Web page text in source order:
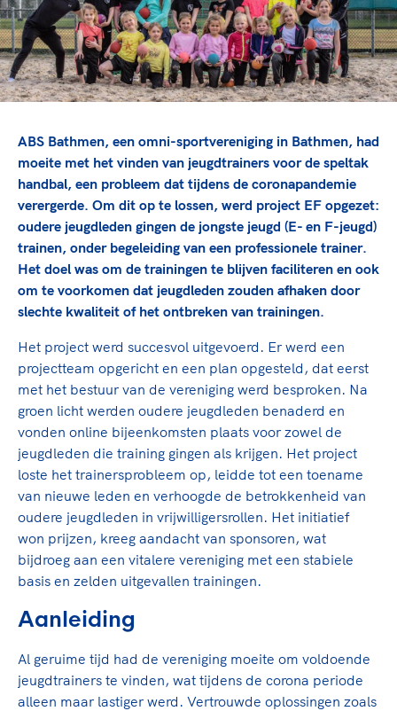
Sportonderzoek
Sportakkoord II
TeamNL kids
Olympische geschiedenis
Nieuwspagina
Columns
Sport gaat niet vanzelf
Sport verenigt. Op sportclubs, pleintjes, tijdens
een rondje fietsen, door samen te skaten of naar
de sportschool te gaan. Door samen te juichen
voor Sifan Hassan, Rico Verhoeven, Diede de
Groot en het Nederlands Elftal. Of met trots te
genieten van de karatewedstrijd van je dochter,
de halve marathon van je moeder of de
hockeywedstrijd van je buurjongen.
Lees verder
Veilige en integere sport
Diversiteit en inclusie
Gezonde sportomgeving
Duurzaamheid
Vitale clubs en bestuurlijk kader
Sportmatch
Clubacties
Handboek Wet- en Regelgeving
Opleidingen en trainingen
High5 Stappenplan
Ruimte voor sport
Clubondersteuning
Beroepskrachten
Samen voor een veilige
sportomgeving
Voor welk gedrag staat de club? Wat mag wel
langs de lijn, in de kleedkamer, kantine en online?
En wat mag vooral niet? Een gedragscode geeft
hier richting aan en is dus een belangrijk
onderdeel van het clubbeleid rondom gewenst en
ongewenst gedrag.
Lees verder
TeamNL Academie Kalender
Kennisaanbod TeamNL Experts
TeamNL Sport Science Centre
Olympische Spelen LA28
Paralympische Spelen LA28
Europese Spelen Istanbul 2027
Topsportbeleid
Topsportfinanciering
Top teamsportcompetities
De TeamNL Academie
De TeamNL Academie biedt een leer- en
ontwikkelprogramma voor de volgende functies
binnen TeamNL programma's: experts, coaches,
bestuurders, (technisch) directeuren, managers en
toekomstig kader.
Lees verder
ABS Bathmen, een omni-sportvereniging in Bathmen, had
moeite met het vinden van jeugdtrainers voor de speltak
handbal, een probleem dat tijdens de coronapandemie
verergerde. Om dit op te lossen, werd project EF opgezet:
oudere jeugdleden gingen de jongste jeugd (E- en F-jeugd)
trainen, onder begeleiding van een professionele trainer.
Het doel was om de trainingen te blijven faciliteren en ook
om te voorkomen dat jeugdleden zouden afhaken door
slechte kwaliteit of het ontbreken van trainingen.
Het project werd succesvol uitgevoerd. Er werd een
projectteam opgericht en een plan opgesteld, dat eerst
met het bestuur van de vereniging werd besproken. Na
groen licht werden oudere jeugdleden benaderd en
vonden online bijeenkomsten plaats voor zowel de
jeugdleden die training gingen als krijgen. Het project
loste het trainersprobleem op, leidde tot een toename
van nieuwe leden en verhoogde de betrokkenheid van
oudere jeugdleden in vrijwilligersrollen. Het initiatief
won prijzen, kreeg aandacht van sponsoren, wat
bijdroeg aan een vitalere vereniging met een stabiele
basis en zelden uitgevallen trainingen.
Aanleiding
Al geruime tijd had de vereniging moeite om voldoende
jeugdtrainers te vinden, wat tijdens de corona periode
alleen maar lastiger werd. Vertrouwde oplossingen zoals